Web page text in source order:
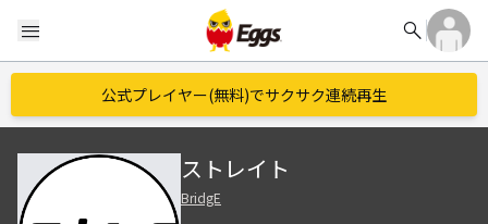
menu search
公式プレイヤー(無料)でサクサク連続再生
ストレイト
BridgE